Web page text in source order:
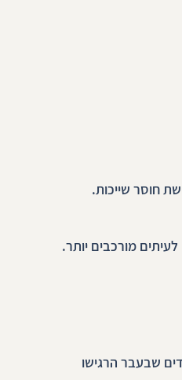
חוסר שייכות.
מורכבים יותר.
שבעבר הרגישו